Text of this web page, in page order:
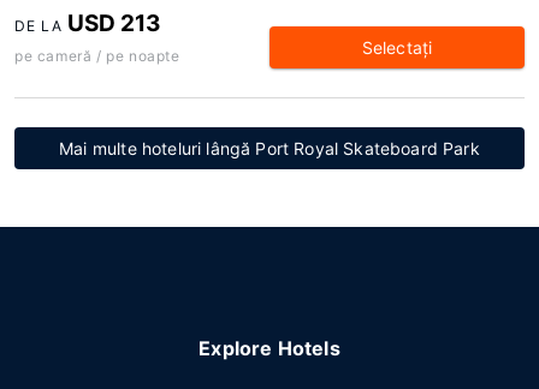
DE LA USD 213
pe cameră / pe noapte Selectaţi
Mai multe hoteluri lângă Port Royal Skateboard Park
Explore Hotels